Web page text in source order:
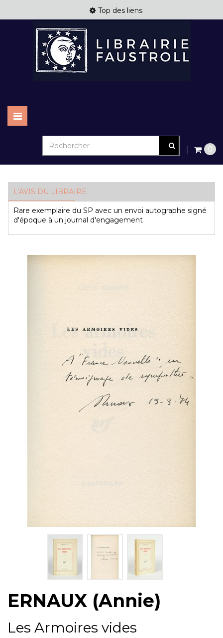
Top des liens
Basculer
la
navigation
0
L’AVIS DU LIBRAIRE
Rare exemplaire du SP avec un envoi autographe signé
d'époque à un journal d'engagement
ERNAUX (Annie)
Les Armoires vides